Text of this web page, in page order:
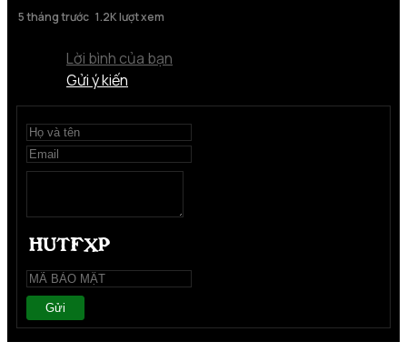
5 tháng trước 1.2K lượt xem
Lời bình của bạn
Gửi ý kiến
Gửi